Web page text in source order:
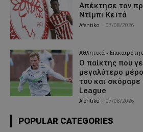
Απέκτησε τον
Ντίμπι Κεϊτά
Afentiko 07/08/2026
Αθλητικά -
Ο παίκτης που
μεγαλύτερο
του και
League
Afentiko 07/08/2026
POPULAR CATEGORIES